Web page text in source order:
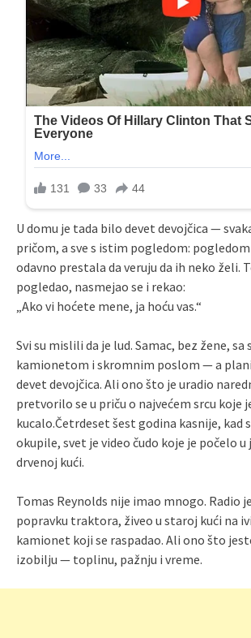
U domu je tada bilo devet devojčica —
pričom, a sve s istim pogledom: pogledom
odavno prestala da veruju da ih neko želi.
pogledao, nasmejao se i rekao:
„Ako vi hoćete mene, ja hoću vas.“
Svi su mislili da je lud. Samac, bez žene, sa
kamionetom i skromnim poslom — a
devet devojčica. Ali ono što je uradio
pretvorilo se u priču o najvećem srcu koje
kucalo.Četrdeset šest godina kasnije, kad
okupile, svet je video čudo koje je počelo
drvenoj kući.
Tomas Reynolds nije imao mnogo. Radio
popravku traktora, živeo u staroj kući na
kamionet koji se raspadao. Ali ono što
izobilju — toplinu, pažnju i vreme.